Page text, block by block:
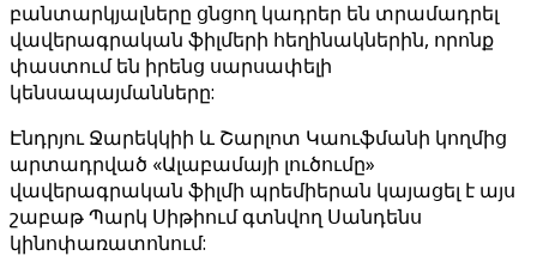
բանտարկյալները ցնցող կադրեր են տրամադրել
վավերագրական ֆիլմերի հեղինակներին, որոնք
փաստում են իրենց սարսափելի
կենսապայմանները:
Էնդրյու Ջարեկկիի և Շարլոտ Կաուֆմանի կողմից
արտադրված «Ալաբամայի լուծումը»
վավերագրական ֆիլմի պրեմիերան կայացել է այս
շաբաթ Պարկ Սիթիում գտնվող Սանդենս
կինոփառատոնում: